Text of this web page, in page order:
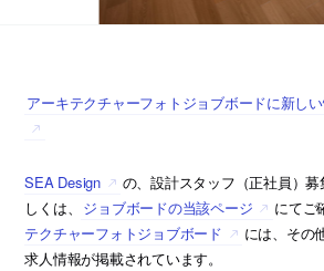
アーキテクチャーフォトジョブボードに新し
SEA Design
の、設計スタッフ（正社員）
しくは、
ジョブボードの当該ページ にてご
テクチャーフォトジョブボード
には、その
求人情報が掲載されています。